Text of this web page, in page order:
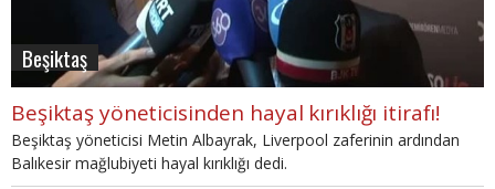
Beşiktaş
Beşiktaş yöneticisinden hayal kırıklığı itirafı!
Beşiktaş yöneticisi Metin Albayrak, Liverpool zaferinin ardından
Balıkesir mağlubiyeti hayal kırıklığı dedi.